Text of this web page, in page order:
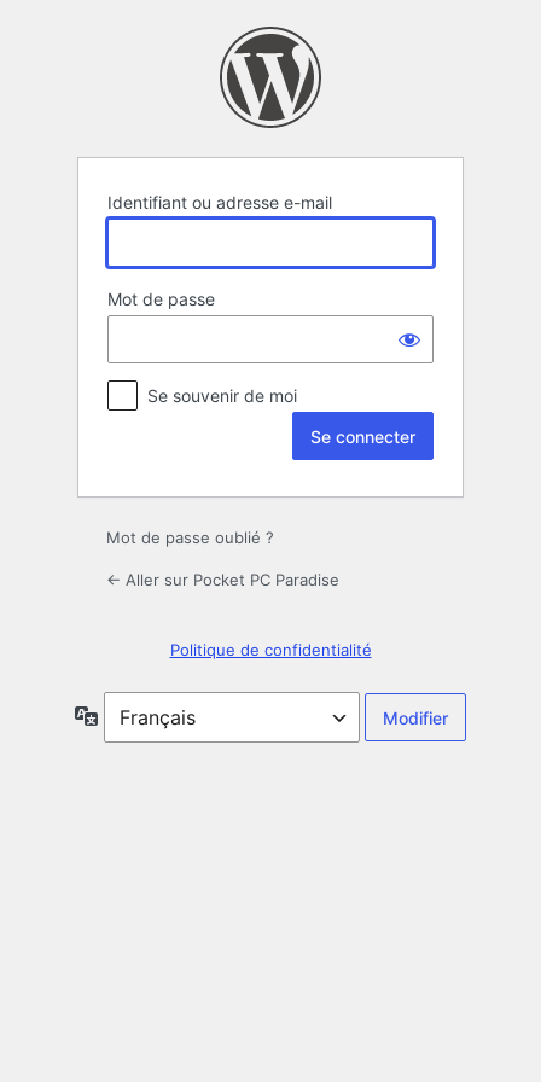
Identifiant ou adresse e-mail
Mot de passe
Se souvenir de moi
Mot de passe oublié ?
← Aller sur Pocket PC Paradise
Politique de confidentialité
Langue